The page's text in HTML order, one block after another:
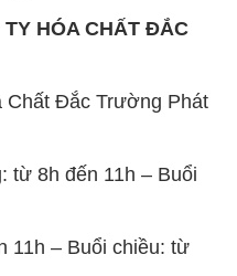
HÓA CHẤT ĐẮC
Chất Đắc Trường Phát
từ 8h đến 11h – Buổi
11h – Buổi chiều: từ